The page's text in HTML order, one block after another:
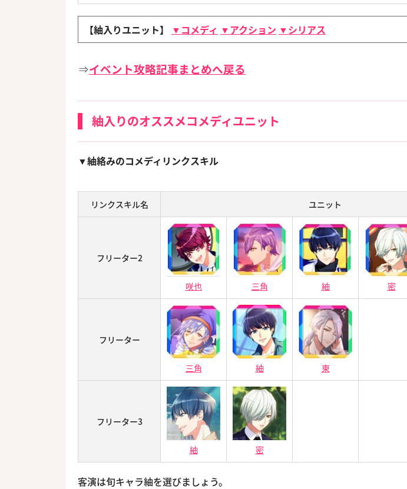
【紬入りユニット】 ▼コメディ ▼アクション ▼シリアス
⇒イベント攻略記事まとめへ戻る
紬入りのオススメコメディユニット
▼紬絡みのコメディリンクスキル
リンクスキル名 ユニット
フリーター2
咲也 三角 紬 密
フリーター
三角 紬 東
フリーター3
紬 密
客演は旬キャラ紬を選びましょう。